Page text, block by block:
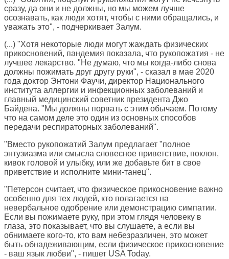
сразу, да они и не должны, но мы можем лучше
осознавать, как люди хотят, чтобы с ними обращались, и
уважать это", - подчеркивает Залум.
(...) "Хотя некоторые люди могут жаждать физических
прикосновений, пандемия показала, что рукопожатия - не
лучшее лекарство. "Не думаю, что мы когда-либо снова
должны пожимать друг другу руки", - сказал в мае 2020
года доктор Энтони Фаучи, директор Национального
института аллергии и инфекционных заболеваний и
главный медицинский советник президента Джо
Байдена. "Мы должны порвать с этим обычаем. Потому
что на самом деле это один из основных способов
передачи респираторных заболеваний".
"Вместо рукопожатий Залум предлагает "полное
энтузиазма или смысла словесное приветствие, поклон,
кивок головой и улыбку, или же добавьте бит в свое
приветствие и исполните мини-танец".
"Петерсон считает, что физическое прикосновение важно
особенно для тех людей, кто полагается на
невербальное одобрение или демонстрацию симпатии.
Если вы пожимаете руку, при этом глядя человеку в
глаза, это показывает, что вы слушаете, а если вы
обнимаете кого-то, кто вам небезразличен, это может
быть обнадеживающим, если физическое прикосновение
- ваш язык любви", - пишет USA Today.